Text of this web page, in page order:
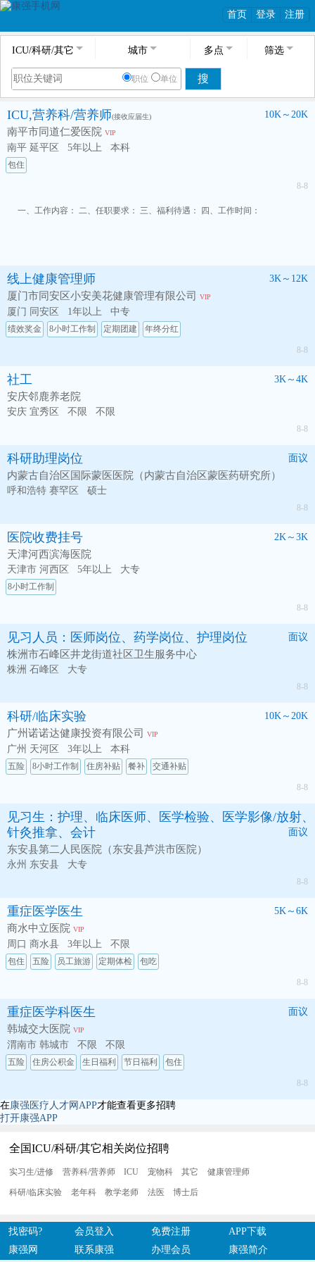
首页 登录 注册
ICU/科研/其它 城市 多点 筛选
职位 单位 搜
ICU,营养科/营养师(接收应届生) 10K～20K
南平市同道仁爱医院 VIP
南平 延平区 5年以上 本科
包住
8-8
一、工作内容： 二、任职要求： 三、福利待遇： 四、工作时间：
线上健康管理师 3K～12K
厦门市同安区小安美花健康管理有限公司 VIP
厦门 同安区 1年以上 中专
绩效奖金 8小时工作制 定期团建 年终分红
8-8
社工 3K～4K
安庆邻鹿养老院
安庆 宜秀区 不限 不限
8-8
科研助理岗位 面议
内蒙古自治区国际蒙医医院（内蒙古自治区蒙医药研究所）
呼和浩特 赛罕区 硕士
8-8
医院收费挂号 2K～3K
天津河西滨海医院
天津市 河西区 5年以上 大专
8小时工作制
8-8
见习人员：医师岗位、药学岗位、护理岗位 面议
株洲市石峰区井龙街道社区卫生服务中心
株洲 石峰区 大专
8-8
科研/临床实验 10K～20K
广州诺诺达健康投资有限公司 VIP
广州 天河区 3年以上 本科
五险 8小时工作制 住房补贴 餐补 交通补贴
8-8
见习生：护理、临床医师、医学检验、医学影像/放射、
针灸推拿、会计
面议
东安县第二人民医院（东安县芦洪市医院）
永州 东安县 大专
8-8
重症医学医生 5K～6K
商水中立医院 VIP
周口 商水县 3年以上 不限
包住 五险 员工旅游 定期体检 包吃
8-8
重症医学科医生 面议
韩城交大医院 VIP
渭南市 韩城市 不限 不限
五险 住房公积金 生日福利 节日福利 包住
8-8
在康强医疗人才网APP才能查看更多招聘
打开康强APP
全国ICU/科研/其它相关岗位招聘
实习生/进修 营养科/营养师 ICU 宠物科 其它 健康管理师
科研/临床实验 老年科 教学老师 法医 博士后
找密码? 会员登入 免费注册
APP下载
康强网
联系康强 办理会员 康强简介